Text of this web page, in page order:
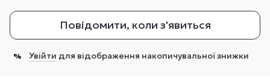
Повідомити, коли з'явиться
% Увійти для відображення накопичувальної знижки